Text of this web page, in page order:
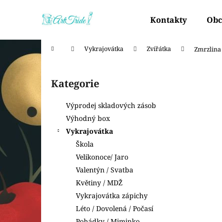
Kontakty
Domů Vykrajovátka Zvířátka
t
r
a
í
p
Přeskočit
kategorie
Kategorie
Výprodej skladových zásob
Výhodný box
Vykrajovátka
Škola
Velikonoce/ Jaro
Valentýn / Svatba
Květiny / MDŽ
Vykrajovátka zápichy
Léto / Dovolená / Počasí
í
Zpět
do
obchodu
Zpět
do
obchodu